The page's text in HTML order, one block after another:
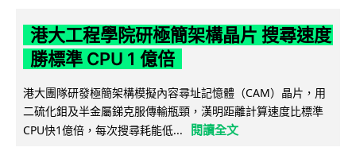
港大工程學院研極簡架構晶片 搜尋速度
勝標準 CPU 1 億倍
港大團隊研發極簡架構模擬內容尋址記憶體（CAM）晶片，用
二硫化鉬及半金屬銻克服傳輸瓶頸，漢明距離計算速度比標準
CPU快1億倍，每次搜尋耗能低...
閱讀全文